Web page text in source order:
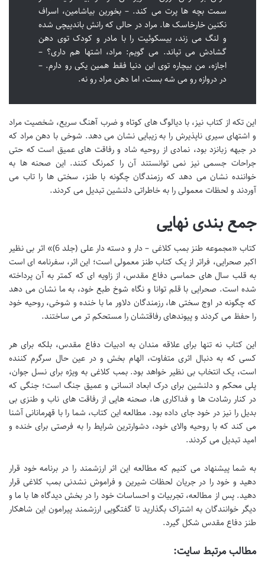
سمت بچه ها پرت می کند. – بخورین بیاشامین، اسراف
نکنین خارخاسک ها. مراد در حالی که رانش باندپیچی شده
و لنگ می زند، بیسکوئیت را با مادر و کودک توی دهن
گشادش می تپاند. می گویم: مراد، اشتها هم داری؟ –
اجازه، من بیچاره توی این دنیا فقط همین یکی رو دارم. –
در دروازه رو می شه بست، اما دهن مراد رو نه.
این تکه از کتاب نیز، با دیالوگ های کوتاه و ضرب آهنگ سریع، شخصیت مراد
و اشتهای سیری ناپذیرش را به زیبایی نشان می دهد. شوخی با دهن مراد که
در جبهه زبانزد بود، نمادی از روحیه شاد و رفاقت های عمیق است که حتی
جراحات جسمی نیز نمی توانستند آن را کمرنگ کنند. این صحنه ها به
خواننده نشان می دهد که رزمندگان چگونه با طنز، سختی ها را تاب می
آوردند و لحظات معمولی را به خاطراتی دلنشین تبدیل می کردند.
جمع بندی نهایی
کتاب «مجموعه طنز بمب کلاغی – دار و دسته دار علی (جلد 6)» اثر بی نظیر
اکبر صحرایی، فراتر از یک کتاب طنز معمولی است؛ این اثر، سفرنامه ای است
به قلب سال های حماسی دفاع مقدس، از زاویه ای که کمتر به آن پرداخته
شده است. صحرایی با قلم توانا و نگاه شوخ طبع خود، به ما نشان می دهد
که چگونه در اوج سختی ها، رزمندگان دلاور ما با خنده و شوخی، روحیه خود
را حفظ می کردند و پیوندهای رفاقتشان را مستحکم تر می ساختند.
این کتاب نه تنها برای علاقه مندان به ادبیات دفاع مقدس، بلکه برای هر
کسی که به دنبال اثری متفاوت، الهام بخش و در عین حال سرگرم کننده
است، یک انتخاب بی نظیر خواهد بود. بمب کلاغی به ویژه برای نسل جوان،
پلی محکم و دلنشین برای درک ابعاد انسانی و عمیق جنگ است؛ جنگی که
در کنار رشادت ها و فداکاری ها، صحنه هایی از رفاقت های ناب و طنزی بی
بدیل را نیز در خود جای داده بود. مطالعه این کتاب، شما را با قهرمانانی آشنا
می کند که با روحیه والای خود، دشوارترین شرایط را به فرصتی برای خنده و
امید تبدیل می کردند.
به شما پیشنهاد می کنیم که مطالعه این اثر ارزشمند را در برنامه خود قرار
دهید و خود را در جریان لحظات شیرین و فراموش نشدنی بمب کلاغی قرار
دهید. پس از مطالعه، تجربیات و احساسات خود را در بخش دیدگاه ها با ما و
دیگر خوانندگان به اشتراک بگذارید تا گفتگویی ارزشمند پیرامون این شاهکار
طنز دفاع مقدس شکل گیرد.
مطالب مرتبط سایت: